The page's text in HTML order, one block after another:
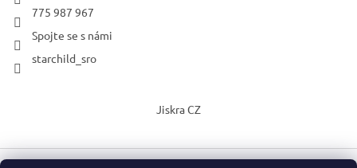
775 987 967
Spojte se s námi
starchild_sro
Jiskra CZ